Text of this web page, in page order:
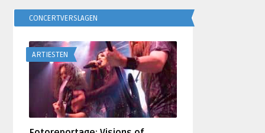
CONCERTVERSLAGEN
ARTIESTEN